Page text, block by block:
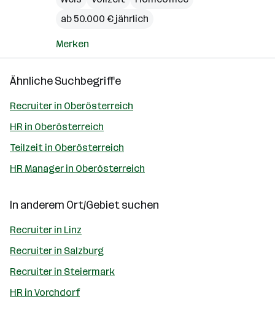
ab 50.000 € jährlich
Merken
Ähnliche Suchbegriffe
Recruiter in Oberösterreich
HR in Oberösterreich
Teilzeit in Oberösterreich
HR Manager in Oberösterreich
In anderem Ort/Gebiet suchen
Recruiter in Linz
Recruiter in Salzburg
Recruiter in Steiermark
HR in Vorchdorf